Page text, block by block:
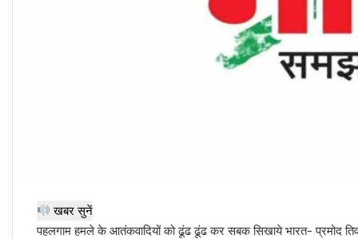
खबर सुनें
पहलगाम हमले के आतंकवादियों को ढूंढ ढूंढ कर सबक सिखाये भारत- प्रमोद